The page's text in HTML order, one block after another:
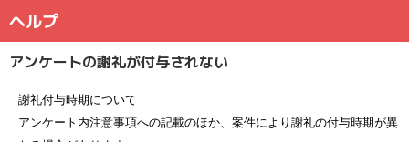
ヘルプ
アンケートの謝礼が付与されない
謝礼付与時期について
アンケート内注意事項への記載のほか、案件により謝礼の付与時期が異